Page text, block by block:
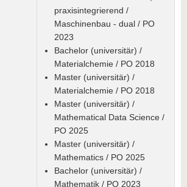
praxisintegrierend /
Maschinenbau - dual / PO
2023
Bachelor (universitär) /
Materialchemie / PO 2018
Master (universitär) /
Materialchemie / PO 2018
Master (universitär) /
Mathematical Data Science /
PO 2025
Master (universitär) /
Mathematics / PO 2025
Bachelor (universitär) /
Mathematik / PO 2023